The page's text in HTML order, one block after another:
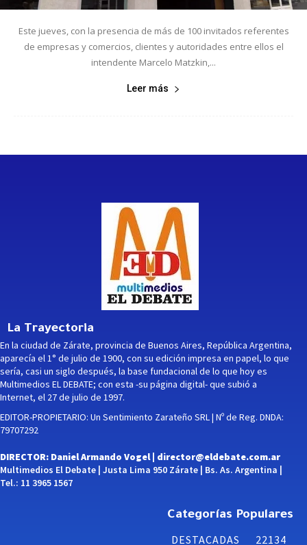
Este jueves, con la presencia de más de 100 invitados referentes
de empresas y comercios, clientes y autoridades entre ellos el
intendente Marcelo Matzkin,...
Leer más
La Trayectoria
En la ciudad de Zárate, provincia de Buenos Aires, República Argentina,
aparecía el 1° de julio de 1900, con su edición impresa en papel, lo que
sería, casi un siglo después, la base fundacional de lo que hoy es
Multimedios EL DEBATE; con esta -su página digital- que subió a
Internet, el 27 de julio de 1997.
EDITOR-PROPIETARIO: Un Sentimiento Zarateño SRL | Nº de Reg. DNDA:
79707292
DIRECTOR: Daniel Armando Vogel | director@eldebate.com.ar
Multimedios El Debate | Justa Lima 950 Zárate | Bs. As. Argentina |
Tel.: 11 3965 1567
Categorías Populares
DESTACADAS
22134